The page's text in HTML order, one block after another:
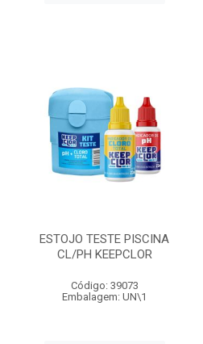
ESTOJO TESTE PISCINA
CL/PH KEEPCLOR
Código: 39073
Embalagem: UN\1